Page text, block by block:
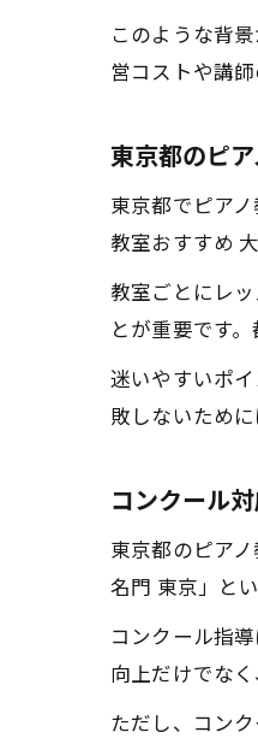
このような背
営コストや講
東京都のピ
東京都でピア
教室おすすめ
教室ごとにレ
とが重要です
迷いやすいポ
敗しないため
コンクール
東京都のピア
名門 東京」と
コンクール指
向上だけでな
ただし、コン